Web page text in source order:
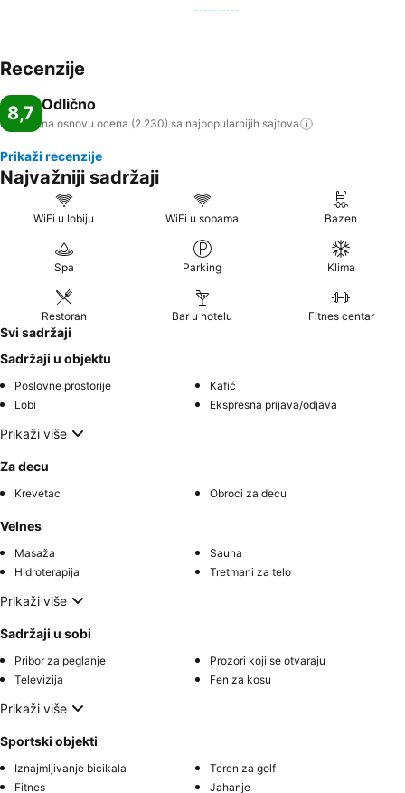
Recenzije
8,7 Odlično
na osnovu ocena (2.230) sa najpopularnijih sajtova
Prikaži recenzije
Najvažniji sadržaji
WiFi u lobiju WiFi u sobama Bazen
Spa Parking Klima
Restoran Bar u hotelu Fitnes centar
Svi sadržaji
Sadržaji u objektu
Poslovne prostorije
Kafić
Lobi
Ekspresna prijava/odjava
Prikaži više
Za decu
Krevetac Obroci za decu
Velnes
Masaža
Sauna
Hidroterapija
Tretmani za telo
Prikaži više
Sadržaji u sobi
Pribor za peglanje
Prozori koji se otvaraju
Televizija
Fen za kosu
Prikaži više
Sportski objekti
Iznajmljivanje bicikala
Teren za golf
Fitnes
Jahanje